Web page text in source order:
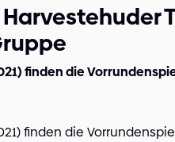
finden die
finden die